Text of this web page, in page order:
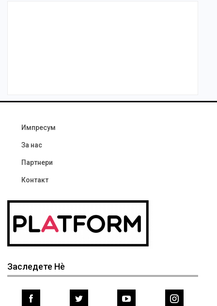
Импресум
За нас
Партнери
Контакт
Заследете Нѐ